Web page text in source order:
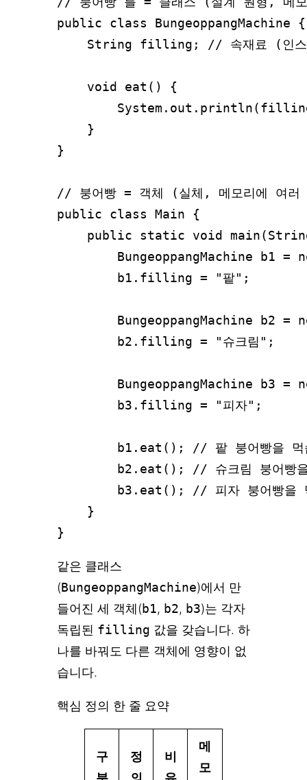
public class BungeoppangMachine {
String filling; // 속재료 (인스
    void eat() {
System.out.println(filling
    }
}
// 붕어빵 = 객체 (실체, 메모리에 여러
public class Main {
public static void
BungeoppangMachine b1 =
        b1.filling = "팥";
BungeoppangMachine b2 =
        b2.filling = "슈크림";
BungeoppangMachine b3 =
        b3.filling = "피자";
b1.eat(); // 팥 붕어빵을 먹
b2.eat(); // 슈크림 붕어빵
b3.eat(); // 피자 붕어빵을
    }
같은 클래스
(BungeoppangMachine)에서 만
들어진 세 객체(b1, b2, b3)는 각자
독립된 filling 값을 갖습니다. 하
나를 바꿔도 다른 객체에 영향이 없
습니다.
핵심 정의 한 줄 요약
구
정
비
메
모